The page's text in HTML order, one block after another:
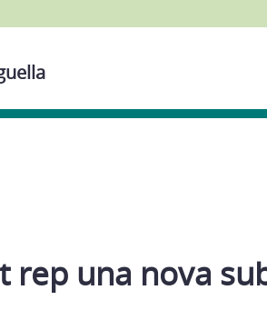
rep una nova